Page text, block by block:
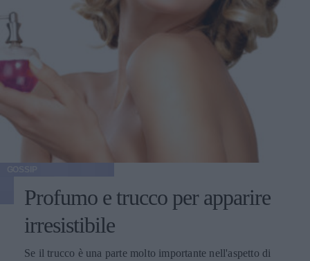
Profumo e trucco per apparire
irresistibile
Se il trucco è una parte molto importante nell'aspetto di